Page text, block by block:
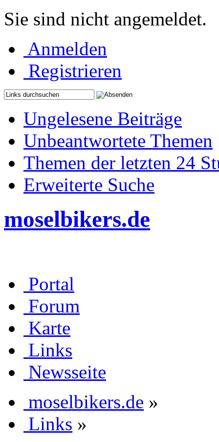
Sie sind nicht angemeldet.
Anmelden
Registrieren
Ungelesene Beiträge
Unbeantwortete Themen
Themen der letzten 24
Erweiterte Suche
moselbikers.de
Portal
Forum
Karte
Links
Newsseite
moselbikers.de »
Links »